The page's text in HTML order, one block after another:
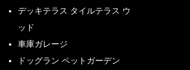
デッキテラス タイルテラス ウ
ッド
車庫ガレージ
ドッグラン ペットガーデン